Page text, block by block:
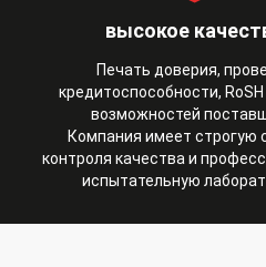
высокое
Печать доверия,
кредитоспособности,
возможностей
Компания имеет строгую
контроля качества и
испытательную